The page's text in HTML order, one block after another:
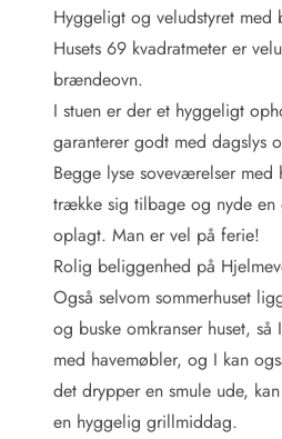
Vejret i Danmark
Sæsontider
Baderegler
Naturbeskyttelse
Webcam
Fotokonkurrence
Fordele hos os
Esmark Rejsecurity
Esmark KidsVIP
Esmark VIP: Fordele og rabataftaler
Prisgaranti
Ingen depositum
Gæsteanmeldelser
Gratis WiFi i ferieområdet
Hyggeligt og veludstyret
Husets 69 kvadratmeter er
brændeovn.
I stuen er der et hyggeligt
garanterer godt med dagslys
Begge lyse soveværelser
trække sig tilbage og nyde
oplagt. Man er vel på ferie!
Rolig beliggenhed på
Også selvom sommerhuset
og buske omkranser huset,
med havemøbler, og I kan
det drypper en smule ude,
en hyggelig grillmiddag.